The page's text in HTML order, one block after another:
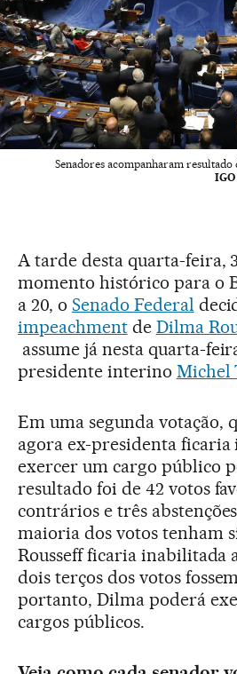
Senadores acompanharam resultado
A tarde desta quarta-feira,
momento histórico para o
a 20, o Senado Federal
impeachmentde Dilma
assume já nesta quarta-
presidente interino Michel
Em uma segunda votação,
agora ex-presidenta
exercer um cargo público
resultado foi de 42 votos
contrários e três
maioria dos votos tenham
Rousseff ficaria inabilitada
dois terços dos votos
portanto, Dilma poderá
cargos públicos.